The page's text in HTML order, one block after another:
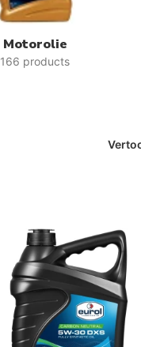
Motorolie
166 products